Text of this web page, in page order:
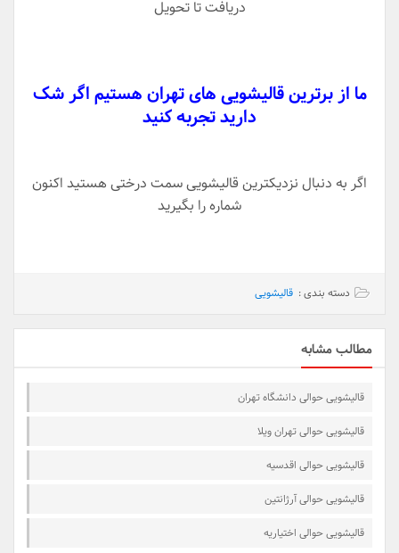
دریافت تا تحویل
ما از برترین قالیشویی های تهران هستیم اگر شک
دارید تجربه کنید
اگر به دنبال نزدیکترین قالیشویی سمت درختی هستید اکنون
شماره را بگیرید
دسته بندی : قالیشویی
مطالب مشابه
قالیشویی حوالی دانشگاه تهران
قالیشویی حوالی تهران ویلا
قالیشویی حوالی اقدسیه
قالیشویی حوالی آرژانتین
قالیشویی حوالی اختیاریه